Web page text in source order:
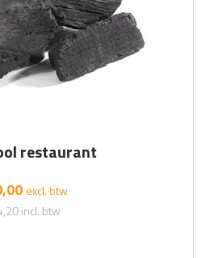
restaurant
excl. btw
incl. btw